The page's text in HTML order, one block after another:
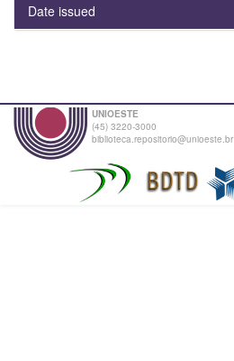
Date issued
UNIOESTE
(45) 3220-3000
biblioteca.repositorio@unioeste.br